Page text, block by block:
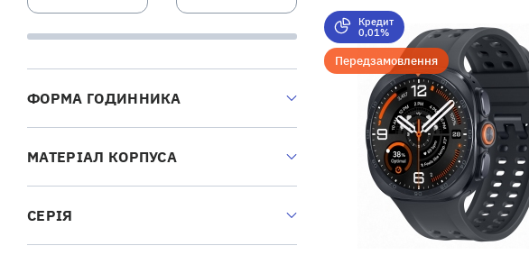
Кредит
0,01%
Передзамовлення
ФОРМА ГОДИННИКА
МАТЕРІАЛ КОРПУСА
СЕРІЯ